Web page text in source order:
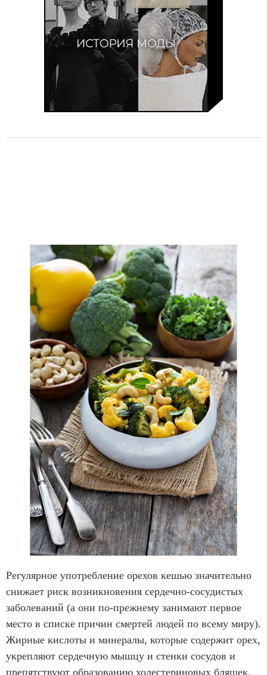
Регулярное употребление орехов кешью значительно
снижает риск возникновения сердечно-сосудистых
заболеваний (а они по-прежнему занимают первое
место в списке причин смертей людей по всему миру).
Жирные кислоты и минералы, которые содержит орех,
укрепляют сердечную мышцу и стенки сосудов и
препятствуют образованию холестериновых бляшек.